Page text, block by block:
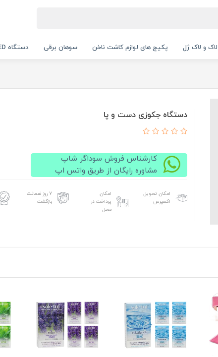
لاک و لاک ژل پکیج های لوازم کاشت ناخن سوهان برقی دستگاه UV LED
دستگاه جکوزی دست و پا
کارشناس فروش سوداگر شاپ
مشاوره رایگان از طریق واتس اپ
امکان تحویل
اکسپرس
امکان
پرداخت در
محل
۷ روز ضمانت
بازگشت